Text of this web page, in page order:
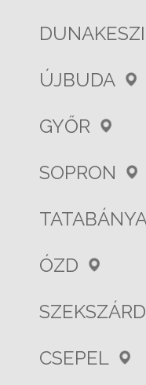
DUNAKESZI
ÚJBUDA
GYŐR
SOPRON
ÓZD
SZEKSZÁRD
CSEPEL